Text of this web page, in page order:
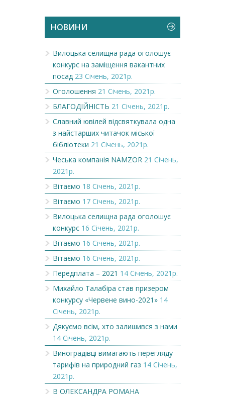
НОВИНИ
Вилоцька селищна рада оголошує
конкурс на заміщення вакантних
посад 23 Січень, 2021р.
Оголошення 21 Січень, 2021р.
БЛАГОДІЙНІСТЬ 21 Січень, 2021р.
Славний ювілей відсвяткувала одна
з найстарших читачок міської
бібліотеки 21 Січень, 2021р.
Чеська компанія NAMZOR 21 Січень,
2021р.
Вітаємо 18 Січень, 2021р.
Вітаємо 17 Січень, 2021р.
Вилоцька селищна рада оголошує
конкурс 16 Січень, 2021р.
Вітаємо 16 Січень, 2021р.
Вітаємо 16 Січень, 2021р.
Передплата – 2021 14 Січень, 2021р.
Михайло Талабіра став призером
конкурсу «Червене вино-2021» 14
Січень, 2021р.
Дякуємо всім, хто залишився з нами
14 Січень, 2021р.
Виноградівці вимагають перегляду
тарифів на природний газ 14 Січень,
2021р.
В ОЛЕКСАНДРА РОМАНА